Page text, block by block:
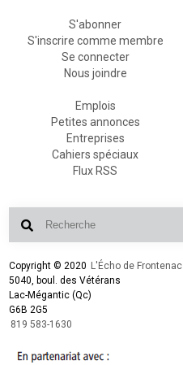
S'abonner
S'inscrire comme membre
Se connecter
Nous joindre
Emplois
Petites annonces
Entreprises
Cahiers spéciaux
Flux RSS
Copyright © 2020 L'Écho de Frontenac
5040, boul. des Vétérans
Lac-Mégantic (Qc)
G6B 2G5
819 583-1630